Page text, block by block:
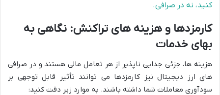
کنید، نه در صرافی.
کارمزدها و هزینه های تراکنش: نگاهی به
بهای خدمات
هزینه ها، جزئی جدایی ناپذیر از هر تعامل مالی هستند و در صرافی
های ارز دیجیتال نیز کارمزدها می توانند تأثیر قابل توجهی بر
سودآوری معاملات شما داشته باشند. به موارد زیر دقت کنید: